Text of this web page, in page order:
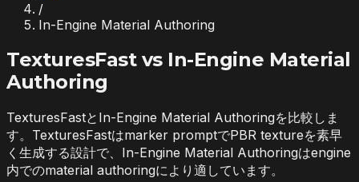
/
In-Engine Material Authoring
TexturesFast vs In-Engine Material
Authoring
TexturesFastとIn-Engine Material Authoringを比較しま
す。TexturesFastはmarker promptでPBR textureを素早
く生成する設計で、In-Engine Material Authoringはengine
内でのmaterial authoringにより適しています。